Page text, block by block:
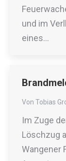
und im
eines…
Von Tobias
Im Zuge
Löschzug
Wangener